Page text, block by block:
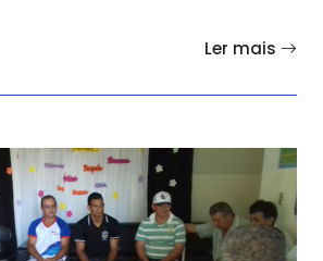
Ler mais